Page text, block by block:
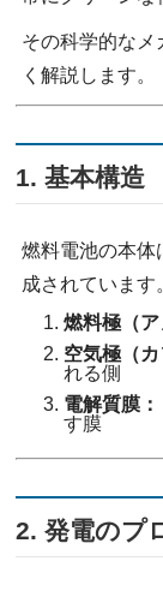
その科学的なメ
く解説します。
1. 基本構造
燃料電池の本体
成されています
燃料極（ア
空気極（カ
れる側
電解質膜：
す膜
2. 発電のプ